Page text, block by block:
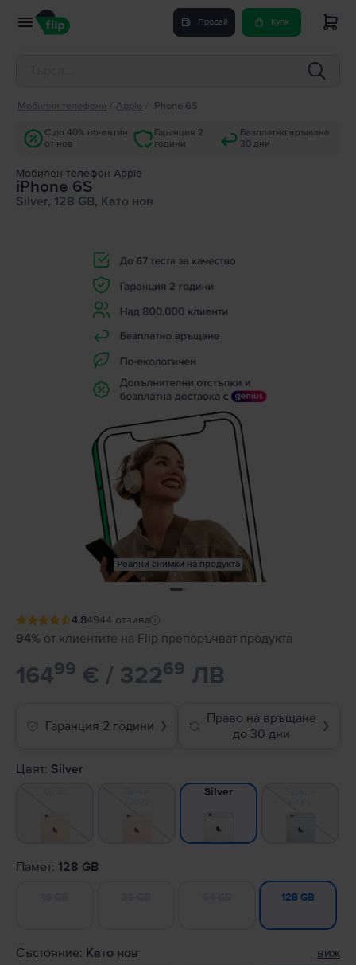
Продай Купи
Мобилни телефони Apple iPhone 6S
С до 40% по-евтин
от нов
Гаранция 2
години
Безплатно връщане
30 дни
Мобилен телефон Apple
iPhone 6S
Silver, 128 GB, Като нов
Реални снимки на продукта
4.84944 отзива
94% от клиентите на Flip препоръчват продукта
16499 € / 32269 ЛВ
Гаранция 2 години ❯
Право на връщане
до 30 дни
❯
Цвят: Silver
Silver
Памет: 128 GB
128 GB
Състояние: Като нов виж